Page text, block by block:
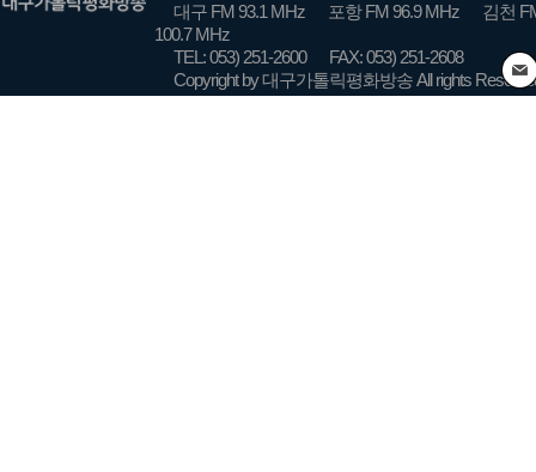
대구 FM 93.1 MHz
포항 FM 96.9 MHz
김천
100.7 MHz
TEL: 053) 251-2600
FAX: 053) 251-2608
Copyright by 대구가톨릭평화방송 All rights